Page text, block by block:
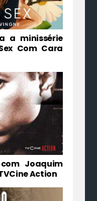
a minissérie
Com Cara
com Joaquim
Action